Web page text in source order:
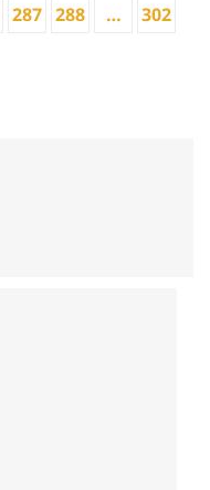
287 288 …
302